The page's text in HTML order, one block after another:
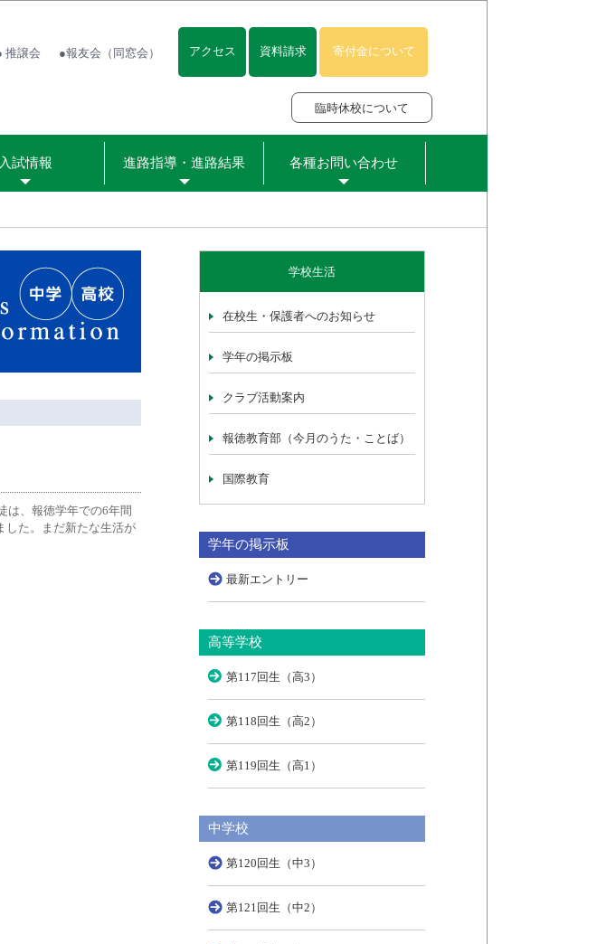
推譲会 ●報友会（同窓会） アクセス 資料請求 寄付金について
臨時休校について
入試情報 進路指導・進路結果 各種お問い合わせ
は、報徳学年での6年間
した。まだ新たな生活が
学校生活
在校生・保護者へのお知らせ
学年の掲示板
クラブ活動案内
報徳教育部（今月のうた・ことば）
国際教育
学年の掲示板
最新エントリー
高等学校
第117回生（高3）
第118回生（高2）
第119回生（高1）
中学校
第120回生（中3）
第121回生（中2）